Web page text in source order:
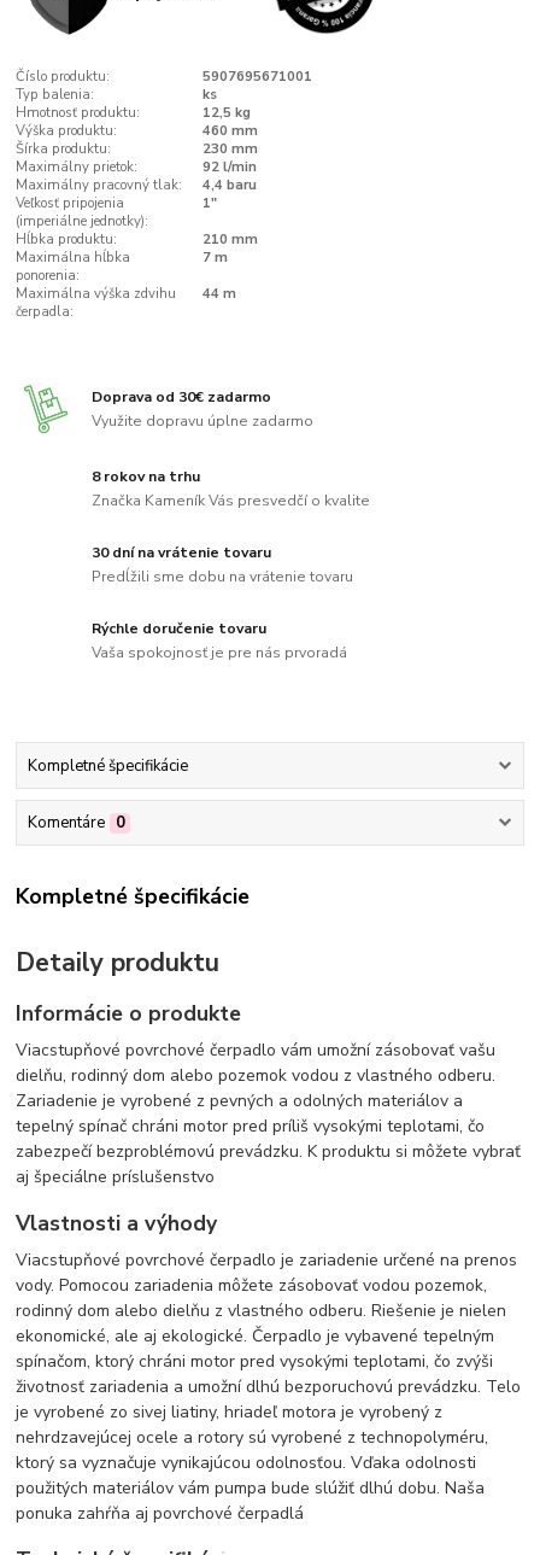
Číslo produktu:
5907695671001
Typ balenia:
ks
Hmotnosť produktu:
12,5 kg
Výška produktu:
460 mm
Šírka produktu:
230 mm
Maximálny prietok:
92 l/min
Maximálny pracovný tlak:
4,4 baru
Veľkosť pripojenia
(imperiálne jednotky):
1"
Hĺbka produktu:
210 mm
Maximálna hĺbka
ponorenia:
7 m
Maximálna výška zdvihu
čerpadla:
44 m
Doprava od 30€ zadarmo
Využite dopravu úplne zadarmo
8 rokov na trhu
Značka Kameník Vás presvedčí o kvalite
30 dní na vrátenie tovaru
Predĺžili sme dobu na vrátenie tovaru
Rýchle doručenie tovaru
Vaša spokojnosť je pre nás prvoradá
Kompletné špecifikácie
Komentáre 0
Kompletné špecifikácie
Detaily produktu
Informácie o produkte
Viacstupňové povrchové čerpadlo vám umožní zásobovať vašu
dielňu, rodinný dom alebo pozemok vodou z vlastného odberu.
Zariadenie je vyrobené z pevných a odolných materiálov a
tepelný spínač chráni motor pred príliš vysokými teplotami, čo
zabezpečí bezproblémovú prevádzku. K produktu si môžete vybrať
aj špeciálne príslušenstvo
Vlastnosti a výhody
Viacstupňové povrchové čerpadlo je zariadenie určené na prenos
vody. Pomocou zariadenia môžete zásobovať vodou pozemok,
rodinný dom alebo dielňu z vlastného odberu. Riešenie je nielen
ekonomické, ale aj ekologické. Čerpadlo je vybavené tepelným
spínačom, ktorý chráni motor pred vysokými teplotami, čo zvýši
životnosť zariadenia a umožní dlhú bezporuchovú prevádzku. Telo
je vyrobené zo sivej liatiny, hriadeľ motora je vyrobený z
nehrdzavejúcej ocele a rotory sú vyrobené z technopolyméru,
ktorý sa vyznačuje vynikajúcou odolnosťou. Vďaka odolnosti
použitých materiálov vám pumpa bude slúžiť dlhú dobu. Naša
ponuka zahŕňa aj povrchové čerpadlá